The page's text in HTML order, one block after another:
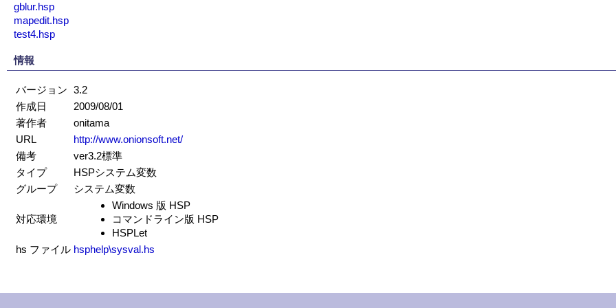
gblur.hsp
mapedit.hsp
test4.hsp
情報
バージョン 3.2
作成日
2009/08/01
著作者
onitama
URL
http://www.onionsoft.net/
備考
ver3.2標準
タイプ
HSPシステム変数
グループ
システム変数
対応環境
Windows 版 HSP
コマンドライン版 HSP
HSPLet
hs ファイル hsphelp\sysval.hs